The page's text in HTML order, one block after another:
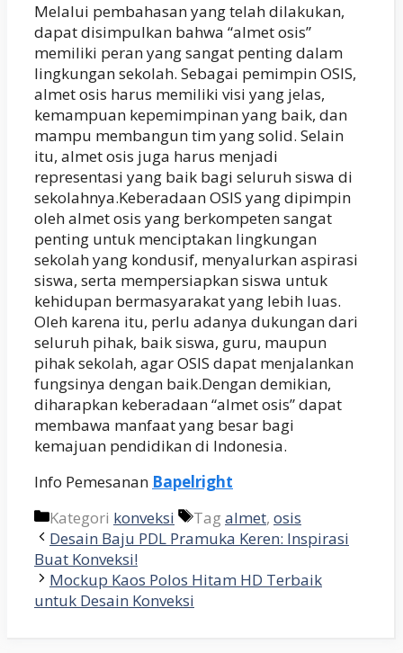
Melalui pembahasan yang telah dilakukan,
dapat disimpulkan bahwa “almet osis”
memiliki peran yang sangat penting dalam
lingkungan sekolah. Sebagai pemimpin OSIS,
almet osis harus memiliki visi yang jelas,
kemampuan kepemimpinan yang baik, dan
mampu membangun tim yang solid. Selain
itu, almet osis juga harus menjadi
representasi yang baik bagi seluruh siswa di
sekolahnya.Keberadaan OSIS yang dipimpin
oleh almet osis yang berkompeten sangat
penting untuk menciptakan lingkungan
sekolah yang kondusif, menyalurkan aspirasi
siswa, serta mempersiapkan siswa untuk
kehidupan bermasyarakat yang lebih luas.
Oleh karena itu, perlu adanya dukungan dari
seluruh pihak, baik siswa, guru, maupun
pihak sekolah, agar OSIS dapat menjalankan
fungsinya dengan baik.Dengan demikian,
diharapkan keberadaan “almet osis” dapat
membawa manfaat yang besar bagi
kemajuan pendidikan di Indonesia.
Info Pemesanan Bapelright
Kategori konveksi Tagalmet, osis
Desain Baju PDL Pramuka Keren: Inspirasi
Buat Konveksi!
Mockup Kaos Polos Hitam HD Terbaik
untuk Desain Konveksi